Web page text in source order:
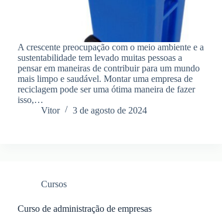
A crescente preocupação com o meio ambiente e a
sustentabilidade tem levado muitas pessoas a
pensar em maneiras de contribuir para um mundo
mais limpo e saudável. Montar uma empresa de
reciclagem pode ser uma ótima maneira de fazer
isso,…
Vitor
3 de agosto de 2024
Cursos
Curso de administração de empresas